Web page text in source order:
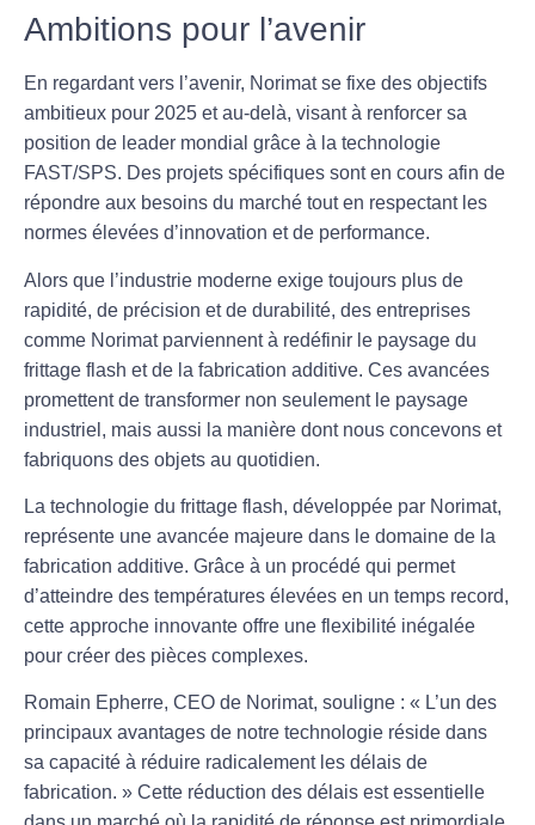
Ambitions pour l’avenir
En regardant vers l’avenir, Norimat se fixe des objectifs
ambitieux pour 2025 et au-delà, visant à renforcer sa
position de leader mondial grâce à la technologie
FAST/SPS. Des projets spécifiques sont en cours afin de
répondre aux besoins du marché tout en respectant les
normes élevées d’innovation et de performance.
Alors que l’industrie moderne exige toujours plus de
rapidité, de précision et de durabilité, des entreprises
comme Norimat parviennent à redéfinir le paysage du
frittage flash et de la fabrication additive. Ces avancées
promettent de transformer non seulement le paysage
industriel, mais aussi la manière dont nous concevons et
fabriquons des objets au quotidien.
La technologie du frittage flash, développée par Norimat,
représente une avancée majeure dans le domaine de la
fabrication additive. Grâce à un procédé qui permet
d’atteindre des températures élevées en un temps record,
cette approche innovante offre une flexibilité inégalée
pour créer des pièces complexes.
Romain Epherre, CEO de Norimat, souligne : « L’un des
principaux avantages de notre technologie réside dans
sa capacité à réduire radicalement les délais de
fabrication. » Cette réduction des délais est essentielle